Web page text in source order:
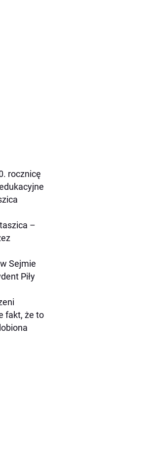
rocznicę
–
Sejmie
Piły
fakt, że to